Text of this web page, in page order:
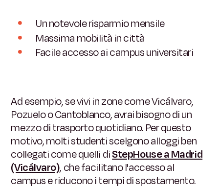
Un notevole risparmio mensile
Massima mobilità in città
Facile accesso ai campus universitari
Ad esempio, se vivi in zone come Vicálvaro,
Pozuelo o Cantoblanco, avrai bisogno di un
mezzo di trasporto quotidiano. Per questo
motivo, molti studenti scelgono alloggi ben
collegati come quelli diStepHouse a Madrid
(Vicálvaro), che facilitano l'accesso al
campus e riducono i tempi di spostamento.